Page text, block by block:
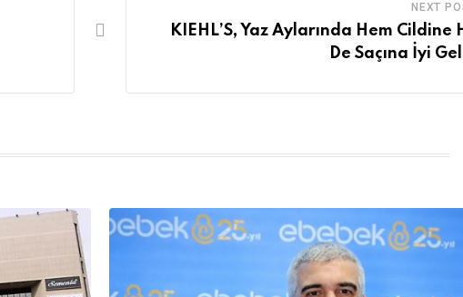
NEXT
KIEHL’S, Yaz Aylarında Hem Cildine
De Saçına İyi